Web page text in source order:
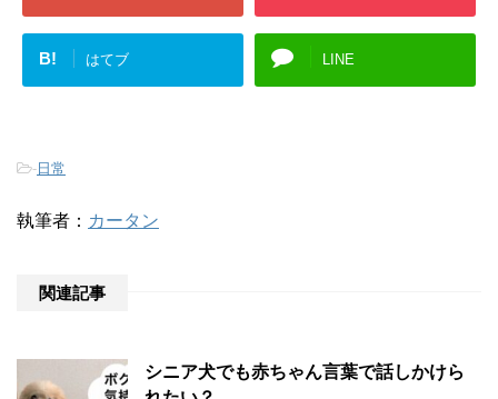
B! はてブ LINE
-日常
執筆者： カータン
関連記事
シニア犬でも赤ちゃん言葉で話しかけら